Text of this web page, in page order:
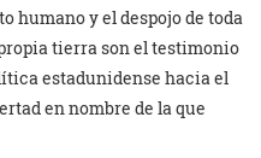
humano y el despojo de toda
tierra son el testimonio
estadunidense hacia el
en nombre de la que